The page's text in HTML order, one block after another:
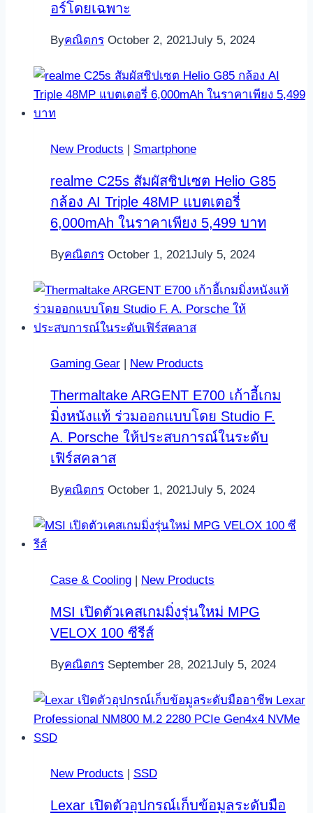
อร์โดยเฉพาะ
Byคณิตกร October 2, 2021July 5, 2024
New Products | Smartphone
realme C25s สัมผัสชิปเซต Helio G85
กล้อง AI Triple 48MP แบตเตอรี่
6,000mAh ในราคาเพียง 5,499 บาท
Byคณิตกร October 1, 2021July 5, 2024
Gaming Gear | New Products
Thermaltake ARGENT E700 เก้าอี้เกม
มิ่งหนังแท้ ร่วมออกแบบโดย Studio F.
A. Porsche ให้ประสบการณ์ในระดับ
เฟิร์สคลาส
Byคณิตกร October 1, 2021July 5, 2024
Case & Cooling | New Products
MSI เปิดตัวเคสเกมมิ่งรุ่นใหม่ MPG
VELOX 100 ซีรีส์
Byคณิตกร September 28, 2021July 5, 2024
New Products | SSD
Lexar เปิดตัวอุปกรณ์เก็บข้อมูลระดับมือ